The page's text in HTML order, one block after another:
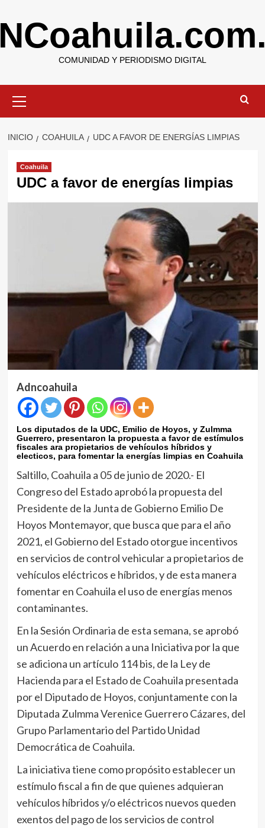
al
contenido
COMUNIDAD Y PERIODISMO DIGITAL
primario
INICIO COAHUILA UDC A FAVOR DE ENERGÍAS LIMPIAS
Coahuila
UDC a favor de energías limpias
Adncoahuila
Los diputados de la UDC, Emilio de Hoyos, y Zulmma
Guerrero, presentaron la propuesta a favor de estímulos
fiscales ara propietarios de vehículos híbridos y
electicos, para fomentar la energías limpias en Coahuila
Saltillo, Coahuila a 05 de junio de 2020.- El
Congreso del Estado aprobó la propuesta del
Presidente de la Junta de Gobierno Emilio De
Hoyos Montemayor, que busca que para el año
2021, el Gobierno del Estado otorgue incentivos
en servicios de control vehicular a propietarios de
vehículos eléctricos e híbridos, y de esta manera
fomentar en Coahuila el uso de energías menos
contaminantes.
En la Sesión Ordinaria de esta semana, se aprobó
un Acuerdo en relación a una Iniciativa por la que
se adiciona un artículo 114 bis, de la Ley de
Hacienda para el Estado de Coahuila presentada
por el Diputado de Hoyos, conjuntamente con la
Diputada Zulmma Verenice Guerrero Cázares, del
Grupo Parlamentario del Partido Unidad
Democrática de Coahuila.
La iniciativa tiene como propósito establecer un
estímulo fiscal a fin de que quienes adquieran
vehículos híbridos y/o eléctricos nuevos queden
exentos del pago de los servicios de control